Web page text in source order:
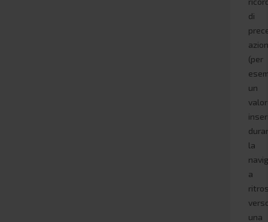
di
(per
un
la
a
una